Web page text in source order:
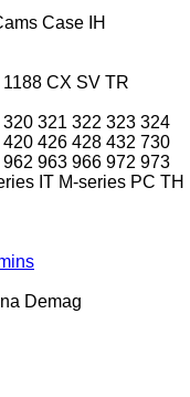
Case IH
1188 CX SV TR
320 321 322 323 324
420 426 428 432 730
962 963 966 972 973
IT M-series PC TH
Demag